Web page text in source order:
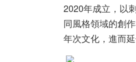
2020年成立，以
同風格領域的創
年次文化，進而